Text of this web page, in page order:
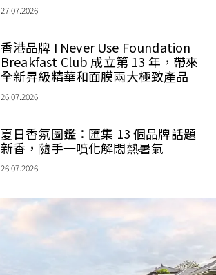
27.07.2026
香港品牌 I Never Use Foundation
Breakfast Club 成立第 13 年，帶來
全新昇級精華和面膜兩大極致產品
26.07.2026
夏日香氛圖鑑：匯集 13 個品牌話題
新香，隨手一噴化解悶熱暑氣
26.07.2026